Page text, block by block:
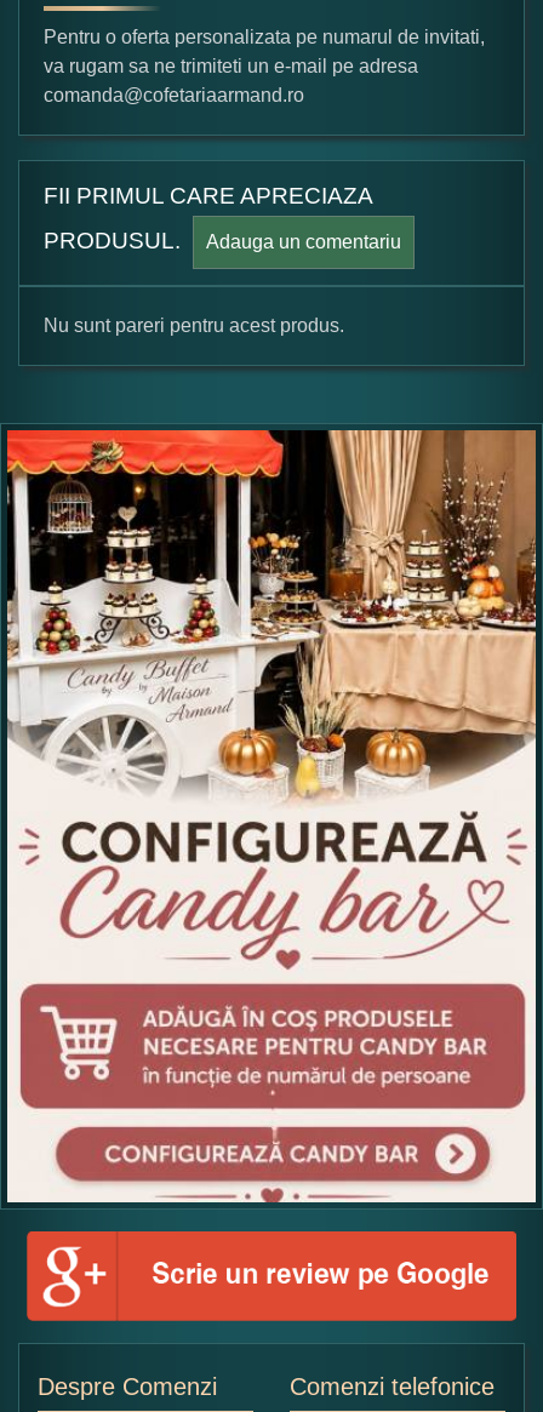
Pentru o oferta personalizata pe numarul de invitati,
va rugam sa ne trimiteti un e-mail pe adresa
comanda@cofetariaarmand.ro
FII PRIMUL CARE APRECIAZA
PRODUSUL.
Adauga un comentariu
Formular pareri client
Numele dumneavoastra:
Adaugati o parere despre acest produs:
Ce nota acordati acestui produs?
2 3 4
5
Nu tocmai bun
Excelent!
Copiati alaturi numarul din imagine:
Nu sunt pareri pentru acest produs.
Despre Comenzi Comenzi telefonice